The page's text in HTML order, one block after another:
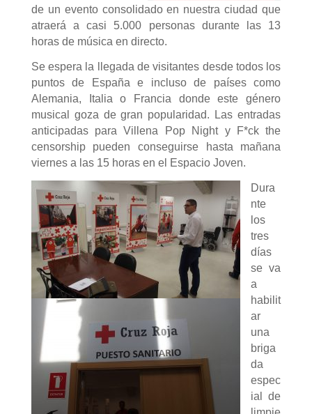
de un evento consolidado en nuestra ciudad que
atraerá a casi 5.000 personas durante las 13
horas de música en directo.
Se espera la llegada de visitantes desde todos los
puntos de España e incluso de países como
Alemania, Italia o Francia donde este género
musical goza de gran popularidad. Las entradas
anticipadas para Villena Pop Night y F*ck the
censorship pueden conseguirse hasta mañana
viernes a las 15 horas en el Espacio Joven.
Dura
nte
los
tres
días
se va
a
habilit
ar
una
briga
da
espec
ial de